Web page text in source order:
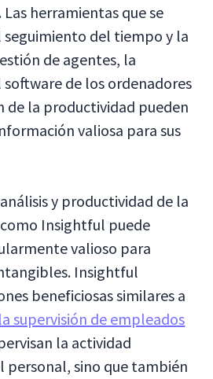
Las herramientas que se
del tiempo y la
de agentes, la
software de los ordenadores
de la productividad pueden
valiosa para sus
y productividad de la
Insightful puede
valioso para
Insightful
beneficiosas similares a
supervisión de empleados
la actividad
personal, sino que también